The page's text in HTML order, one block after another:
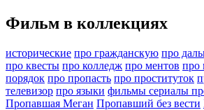
Фильм в коллекциях
исторические про гражданскую про
про квесты про колледж про ментов про
порядок про пропасть про проституток
телевизор про языки фильмы сериалы
Пропавшая Меган Пропавший без вести